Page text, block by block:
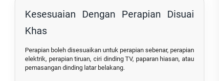
Kesesuaian Dengan Perapian Disuai
Khas
Perapian boleh disesuaikan untuk perapian sebenar, perapian
elektrik, perapian tiruan, ciri dinding TV, paparan hiasan, atau
pemasangan dinding latar belakang.